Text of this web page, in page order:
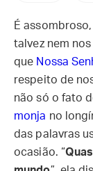
É
talvez nem
que Nossa
respeito de
não só o fato
monja no
das palavras
ocasião. “